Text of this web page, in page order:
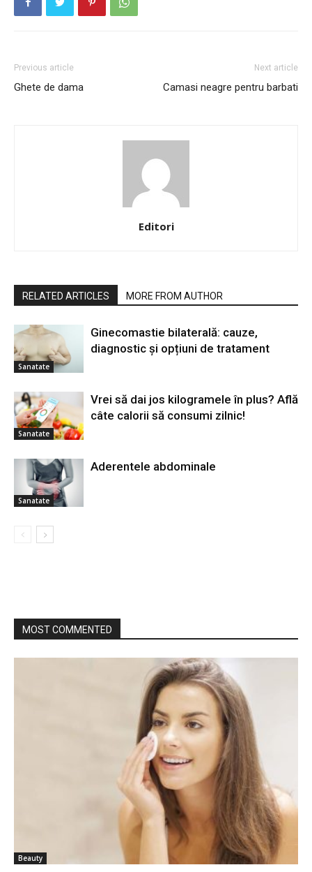
Previous article
Ghete de dama
Next article
Camasi neagre pentru barbati
Editori
RELATED ARTICLES MORE FROM AUTHOR
Sanatate
Ginecomastie bilaterală: cauze,
diagnostic și opțiuni de tratament
Sanatate
Vrei să dai jos kilogramele în plus? Află
câte calorii să consumi zilnic!
Sanatate
Aderentele abdominale
MOST COMMENTED
Beauty